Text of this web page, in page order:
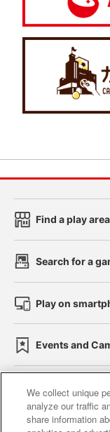
Find a play area
Search for a
Play on
Events and
Affiliate
We collect unique
analyze our traffic
share information